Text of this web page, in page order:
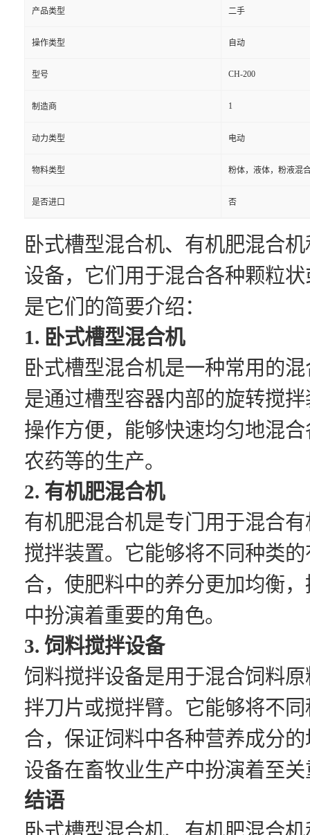
产品类型 二手
操作类型 自动
型号 CH-200
制造商 1
动力类型 电动
物料类型 粉体，液体，粉液混
是否进口 否
卧式槽型混合机、有机肥混合
设备，它们用于混合各种颗粒
是它们的简要介绍：
1. 卧式槽型混合机
卧式槽型混合机是一种常用的
是通过槽型容器内部的旋转搅
操作方便，能够快速均匀地混
农药等的生产。
2. 有机肥混合机
有机肥混合机是专门用于混合
搅拌装置。它能够将不同种类
合，使肥料中的养分更加均衡
中扮演着重要的角色。
3. 饲料搅拌设备
饲料搅拌设备是用于混合饲料
拌刀片或搅拌臂。它能够将不
合，保证饲料中各种营养成分
设备在畜牧业生产中扮演着至
结语